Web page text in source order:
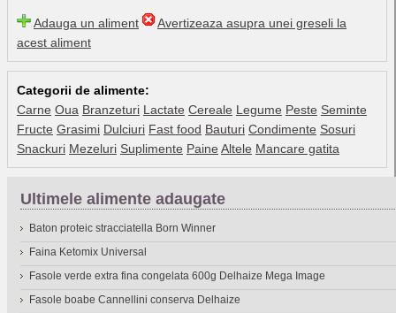
Adauga un aliment
Avertizeaza asupra unei greseli la
acest aliment
Categorii de alimente:
Carne Oua Branzeturi Lactate Cereale Legume Peste Seminte
Fructe Grasimi Dulciuri Fast food Bauturi Condimente Sosuri
Snackuri Mezeluri Suplimente Paine Altele Mancare gatita
Ultimele alimente adaugate
Baton proteic stracciatella Born Winner
Faina Ketomix Universal
Fasole verde extra fina congelata 600g Delhaize Mega Image
Fasole boabe Cannellini conserva Delhaize